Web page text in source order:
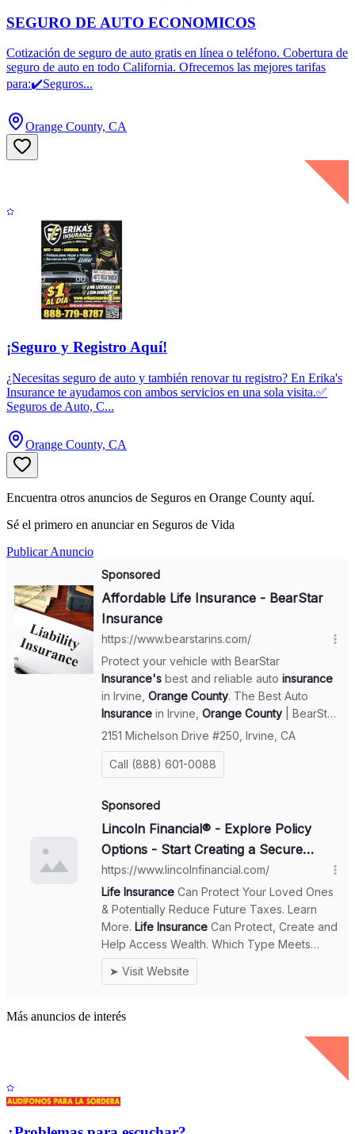
SEGURO DE AUTO ECONOMICOS
Cotización de seguro de auto gratis en línea o teléfono. Cobertura de
seguro de auto en todo California. Ofrecemos las mejores tarifas
para:✔️Seguros...
Orange County, CA
¡Seguro y Registro Aquí!
¿Necesitas seguro de auto y también renovar tu registro? En Erika's
Insurance te ayudamos con ambos servicios en una sola visita.✅
Seguros de Auto, C...
Orange County, CA
Encuentra otros anuncios de Seguros en Orange County aquí.
Sé el primero en anunciar en Seguros de Vida
Publicar Anuncio
Más anuncios de interés